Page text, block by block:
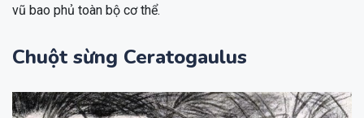
vũ bao phủ toàn bộ cơ thể.
Chuột sừng Ceratogaulus